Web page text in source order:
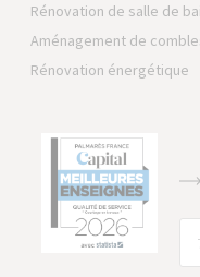
Rénovation de salle de
Aménagement de
Rénovation énergétique